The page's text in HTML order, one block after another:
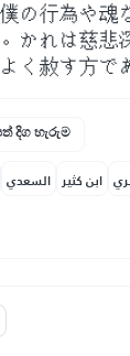
の行為や魂
かれは慈悲
く赦す方で
දිග හැරුම
السعدي ابن كثير